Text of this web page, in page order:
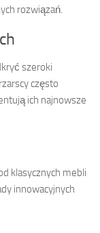
rozwiązań.
szeroki
często
ich najnowsze
klasycznych mebli
innowacyjnych